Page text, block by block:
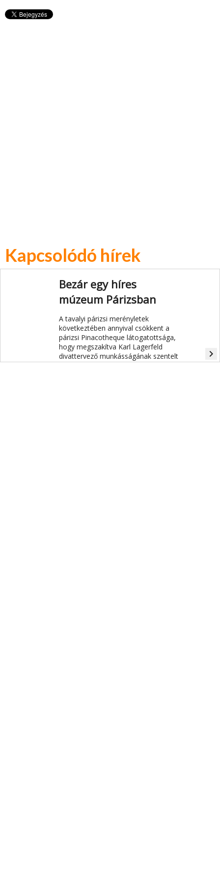
Kapcsolódó hírek
Bezár egy híres
múzeum Párizsban
A tavalyi párizsi merényletek
következtében annyival csökkent a
párizsi Pinacotheque látogatottsága,
hogy megszakítva Karl Lagerfeld
divattervező munkásságának szentelt
navigate_next